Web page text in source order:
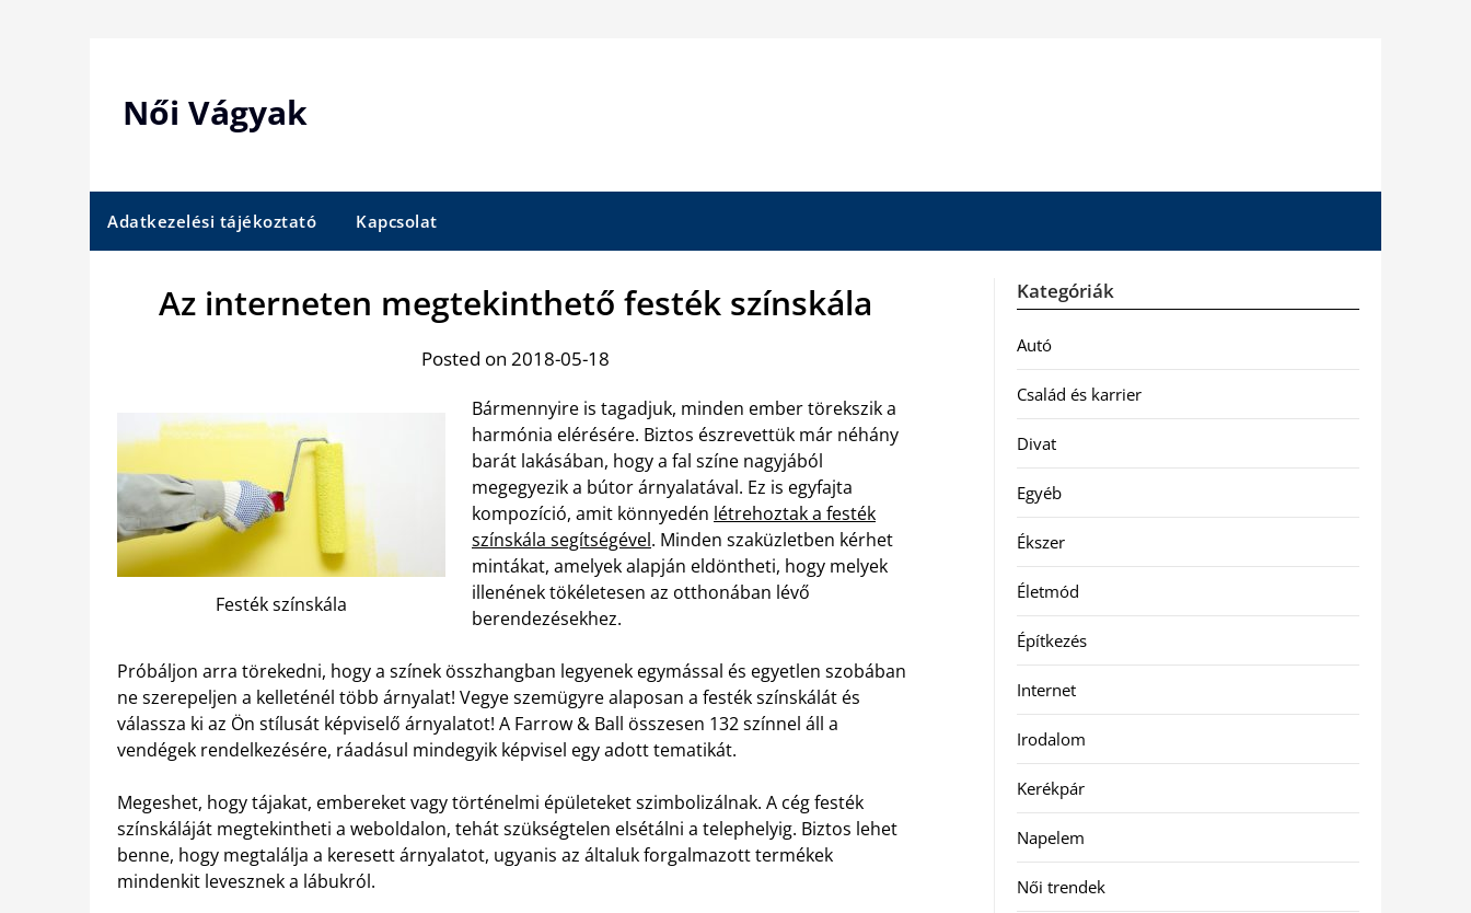
Női Vágyak
Adatkezelési tájékoztató Kapcsolat
Az interneten megtekinthető festék színskála
Posted on 2018-05-18
Festék színskála
Bármennyire is tagadjuk, minden ember törekszik a
harmónia elérésére. Biztos észrevettük már néhány
barát lakásában, hogy a fal színe nagyjából
megegyezik a bútor árnyalatával. Ez is egyfajta
kompozíció, amit könnyedén létrehoztak a festék
színskála segítségével. Minden szaküzletben kérhet
mintákat, amelyek alapján eldöntheti, hogy melyek
illenének tökéletesen az otthonában lévő
berendezésekhez.
Próbáljon arra törekedni, hogy a színek összhangban legyenek egymással és egyetlen szobában
ne szerepeljen a kelleténél több árnyalat! Vegye szemügyre alaposan a festék színskálát és
válassza ki az Ön stílusát képviselő árnyalatot! A Farrow & Ball összesen 132 színnel áll a
vendégek rendelkezésére, ráadásul mindegyik képvisel egy adott tematikát.
Megeshet, hogy tájakat, embereket vagy történelmi épületeket szimbolizálnak. A cég festék
színskáláját megtekintheti a weboldalon, tehát szükségtelen elsétálni a telephelyig. Biztos lehet
benne, hogy megtalálja a keresett árnyalatot, ugyanis az általuk forgalmazott termékek
mindenkit levesznek a lábukról.
Kategóriák
Autó
Család és karrier
Divat
Egyéb
Ékszer
Életmód
Építkezés
Internet
Irodalom
Kerékpár
Napelem
Női trendek